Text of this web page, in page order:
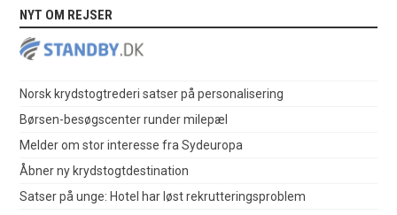
NYT OM REJSER
Norsk krydstogtrederi satser på personalisering
Børsen-besøgscenter runder milepæl
Melder om stor interesse fra Sydeuropa
Åbner ny krydstogtdestination
Satser på unge: Hotel har løst rekrutteringsproblem